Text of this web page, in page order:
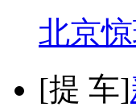
北京
[提 车]